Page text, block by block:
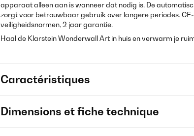
apparaat alleen aan is wanneer dat nodig is. De
zorgt voor betrouwbaar gebruik over langere periodes.
veiligheidsnormen, 2 jaar garantie.
Haal de Klarstein Wonderwall Art in huis en verwarm je
Caractéristiques
Dimensions et fiche technique